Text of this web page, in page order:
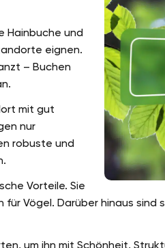
Hainbuche und
eignen.
– Buchen
mit gut
nur
robuste und
Vorteile. Sie
Vögel. Darüber hinaus sind
um ihn mit Schönheit,